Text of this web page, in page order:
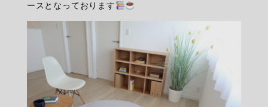
ースとなっております